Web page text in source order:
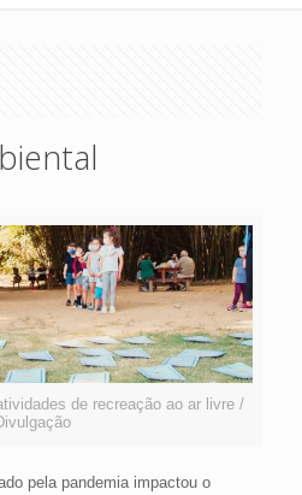
de recreação ao ar livre /
pela pandemia impactou o